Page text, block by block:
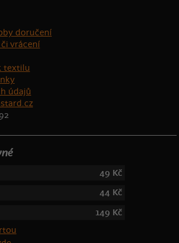
doručení
vrácení
textilu
údajů
49 Kč
44 Kč
149 Kč